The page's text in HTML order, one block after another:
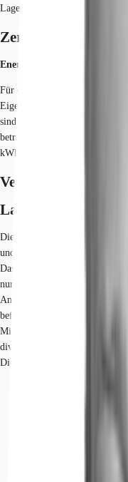
Lager- und Archivflächen.
Zertifizierungen
Energieausweis
Für diese Liegenschaft liegt ein
Eigentümer/Vermieter vor. Die
sind Fernwärme, Heizwerk,
beträgt 35.60 kWh/(m²*a). Der
kWh/(m²*a).
Verfügbare Fläche
Lage und
Die Stadt Chemnitz ist mit
und kulturelle Zentrum der
Das ehemalige „Technische
nur die Nähe zur Innenstadt
Anbindung an die B95 und an
befindet sich vor dem Objekt.
Minuten erreicht. Die nahe
diverser gastronomischer
Dienstleister des täglichen